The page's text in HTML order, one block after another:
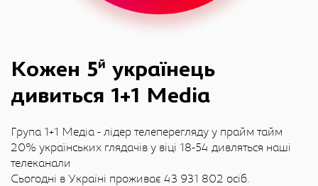
Кожен 5й українець
дивиться 1+1 Media
Група 1+1 Медіа - лідер телеперегляду у прайм тайм
20% українських глядачів у віці 18-54 дивляться наші
телеканали
Сьогодні в Україні проживає 43 931 802 осіб.